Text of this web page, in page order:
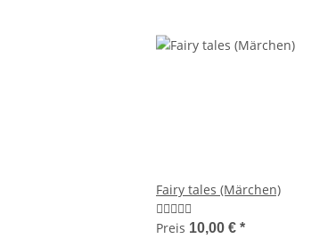
Fairy tales (Märchen)
Preis 10,00 € *